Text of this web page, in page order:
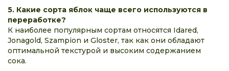
5. Какие сорта яблок чаще всего используются в
переработке?
К наиболее популярным сортам относятся Idared,
Jonagold, Szampion и Gloster, так как они обладают
оптимальной текстурой и высоким содержанием
сока.